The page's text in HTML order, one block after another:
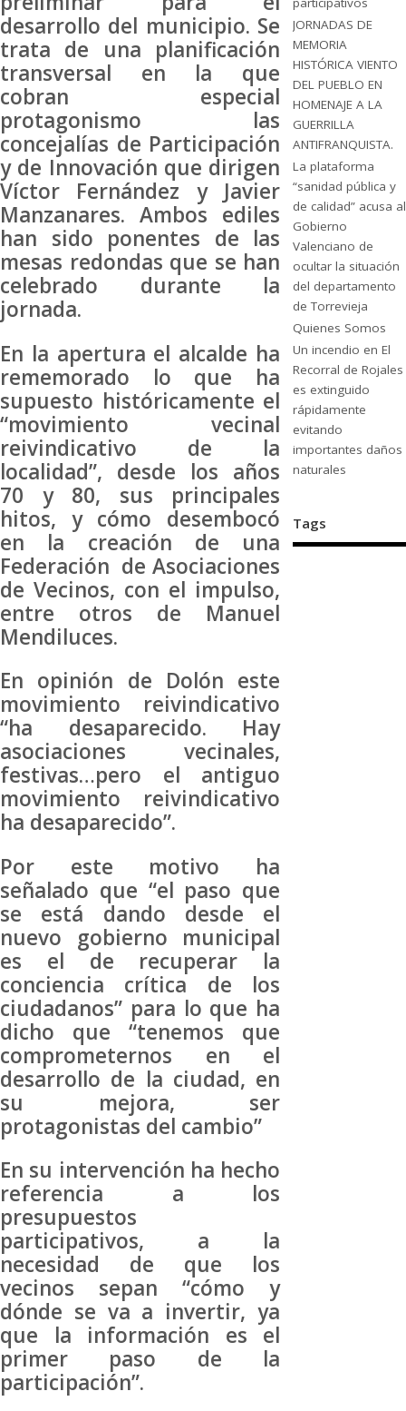
desarrollo del municipio. Se
trata de una planificación
transversal en la que
cobran especial
protagonismo las
concejalías de Participación
y de Innovación que dirigen
Víctor Fernández y Javier
Manzanares. Ambos ediles
han sido ponentes de las
mesas redondas que se han
celebrado durante la
jornada.
En la apertura el alcalde ha
rememorado lo que ha
supuesto históricamente el
“movimiento vecinal
reivindicativo de la
localidad”, desde los años
70 y 80, sus principales
hitos, y cómo desembocó
en la creación de una
Federación de Asociaciones
de Vecinos, con el impulso,
entre otros de Manuel
Mendiluces.
En opinión de Dolón este
movimiento reivindicativo
“ha desaparecido. Hay
asociaciones vecinales,
festivas…pero el antiguo
movimiento reivindicativo
ha desaparecido”.
Por este motivo ha
señalado que “el paso que
se está dando desde el
nuevo gobierno municipal
es el de recuperar la
conciencia crítica de los
ciudadanos” para lo que ha
dicho que “tenemos que
comprometernos en el
desarrollo de la ciudad, en
su mejora, ser
protagonistas del cambio”
En su intervención ha hecho
referencia a los
presupuestos
participativos, a la
necesidad de que los
vecinos sepan “cómo y
dónde se va a invertir, ya
que la información es el
primer paso de la
participación”.
JORNADAS DE
MEMORIA
HISTÓRICA VIENTO
DEL PUEBLO EN
HOMENAJE A LA
GUERRILLA
ANTIFRANQUISTA.
La plataforma
“sanidad pública y
de calidad” acusa al
Gobierno
Valenciano de
ocultar la situación
del departamento
de Torrevieja
Quienes Somos
Un incendio en El
Recorral de Rojales
es extinguido
rápidamente
evitando
importantes daños
naturales
Tags